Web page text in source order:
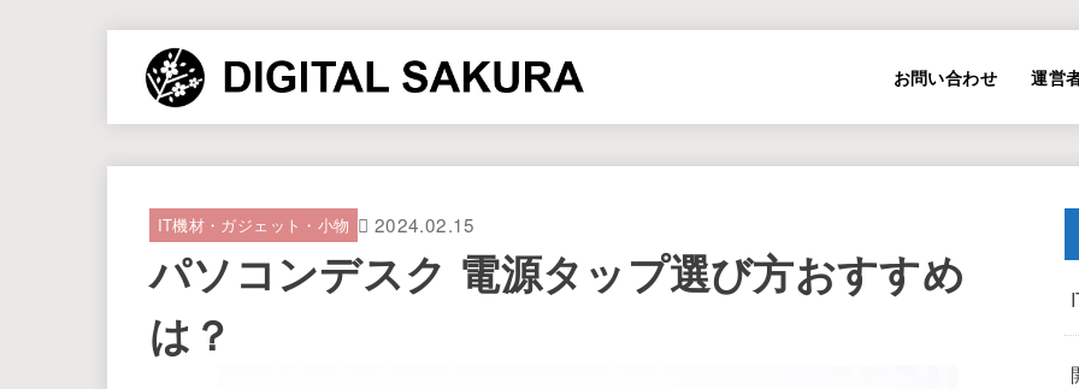
お問い合わせ 運営
IT機材・ガジェット・小物 2024.02.15
パソコンデスク 電源タップ選び方おすすめ
は？